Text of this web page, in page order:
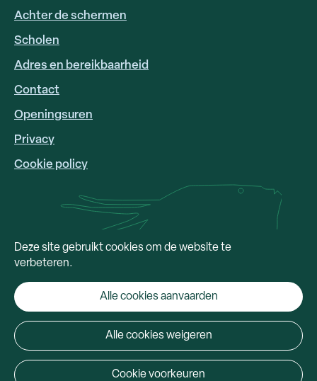
Achter de schermen
Scholen
Deze site gebruikt cookies om de website te
verbeteren.
Cookie voorkeuren
Alle cookies weigeren
Alle cookies aanvaarden
FOOTER
LINKS
Adres en bereikbaarheid
Contact
Openingsuren
Privacy
Cookie policy